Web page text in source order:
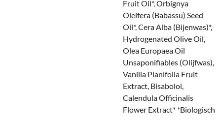
Fruit Oil*, Orbignya
Oleifera (Babassu) Seed
Oil*, Cera Alba (Bijenwas)*,
Hydrogenated Olive Oil,
Olea Europaea Oil
Unsaponifiables (Olijfwas),
Vanilla Planifolia Fruit
Extract, Bisabolol,
Calendula Officinalis
Flower Extract* *Biologisch